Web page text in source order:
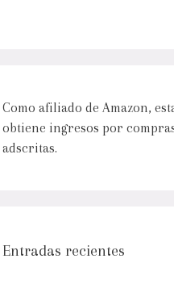
Como afiliado de Amazon,
obtiene ingresos por
adscritas.
Entradas recientes